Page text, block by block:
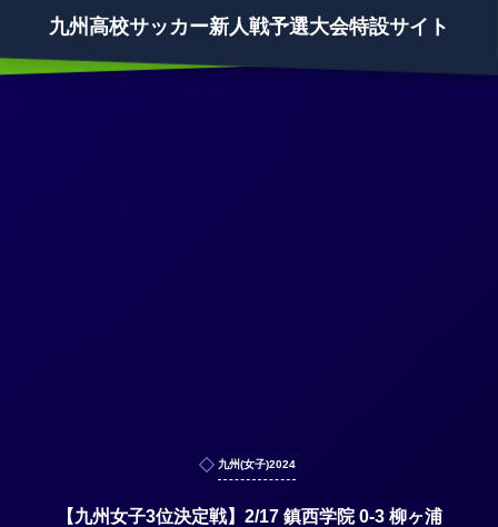
九州高校サッカー新人戦予選大会特設サイト
九州(女子)2024
【九州女子3位決定戦】2/17 鎮西学院 0-3 柳ヶ浦